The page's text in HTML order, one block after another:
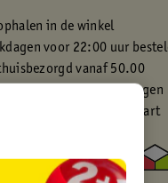
in de winkel
voor 22:00 uur
vanaf 50.00
retourneren binnen 30 dagen
punten met je Kruidvat kaart